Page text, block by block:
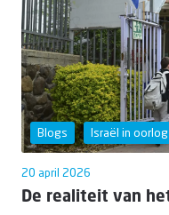
Blogs Israël in oorlog
20 april 2026
De realiteit van